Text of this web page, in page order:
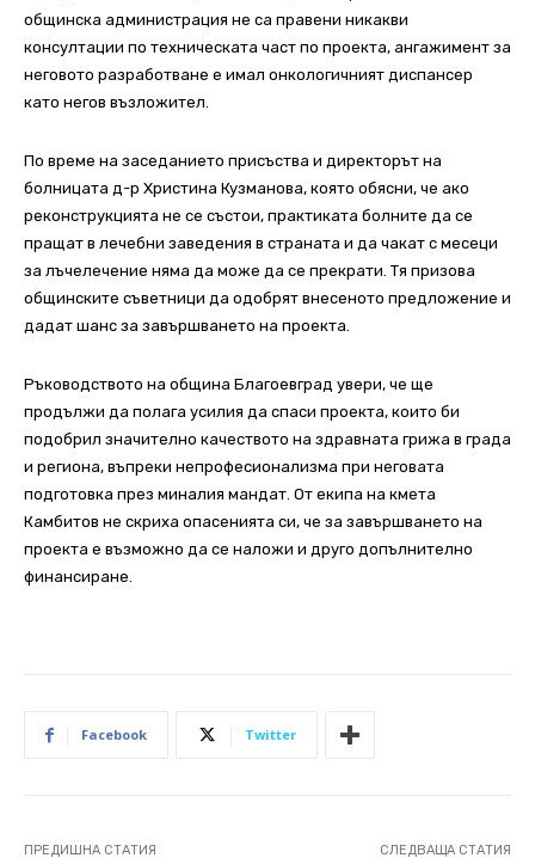
общинска администрация не са правени никакви
консултации по техническата част по проекта, ангажимент за
неговото разработване е имал онкологичният диспансер
като негов възложител.
По време на заседанието присъства и директорът на
болницата д-р Христина Кузманова, която обясни, че ако
реконструкцията не се състои, практиката болните да се
пращат в лечебни заведения в страната и да чакат с месеци
за лъчелечение няма да може да се прекрати. Тя призова
общинските съветници да одобрят внесеното предложение и
дадат шанс за завършването на проекта.
Ръководството на община Благоевград увери, че ще
продължи да полага усилия да спаси проекта, които би
подобрил значително качеството на здравната грижа в града
и региона, въпреки непрофесионализма при неговата
подготовка през миналия мандат. От екипа на кмета
Камбитов не скриха опасенията си, че за завършването на
проекта е възможно да се наложи и друго допълнително
финансиране.
Facebook Twitter
ПРЕДИШНА СТАТИЯ СЛЕДВАЩА СТАТИЯ